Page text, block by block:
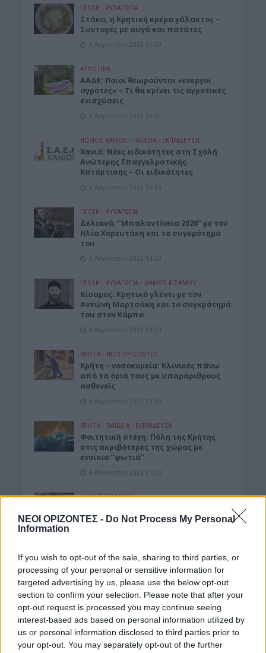
ΝΕΟΙ ΟΡΙΖΟΝΤΕΣ - Do Not Process My Personal
Information
If you wish to opt-out of the sale, sharing to third parties, or
processing of your personal or sensitive information for
targeted advertising by us, please use the below opt-out
section to confirm your selection. Please note that after your
opt-out request is processed you may continue seeing
interest-based ads based on personal information utilized by
us or personal information disclosed to third parties prior to
your opt-out. You may separately opt-out of the further
ΓΕΎΣΗ - ΨΥΧΑΓΩΓΊΑ
Στάκα, η Κρητική κρέμα γάλακτος –
Συνταγές με αυγά και πατάτες
8 Αυγούστου 2026 16:30
ΑΓΡΟΤΙΚΑ
ΑΑΔΕ: Ποιοι θεωρούνται «ενεργοί
αγρότες» – Τι θα κρίνει τις αγροτικές
ενισχύσεις
8 Αυγούστου 2026 16:27
ΝΟΜΌΣ ΧΑΝΊΩΝ • ΠΑΙΔΕΙΑ - ΕΚΠΑΙΔΕΥΣΗ
Χανιά: Νέες ειδικότητες στη Σχολή
Ανώτερης Επαγγελματικής
Κατάρτισης – Οι ειδικότητες
8 Αυγούστου 2026 16:19
ΓΕΎΣΗ - ΨΥΧΑΓΩΓΊΑ
Δελιανά: “Μπαλαντίνεια 2026” με τον
Ηλία Χορευτάκη και το συγκρότημά
του
8 Αυγούστου 2026 14:03
ΓΕΎΣΗ - ΨΥΧΑΓΩΓΊΑ • ΔΉΜΟΣ ΚΙΣΆΜΟΥ
Kίσαμος: Κρητικό γλέντι με τον
Αντώνη Μαρτσάκη και το συγκρότημά
του στον Κάμπο
8 Αυγούστου 2026 13:59
ΚΡΗΤΗ • ΝΕΟΙ ΟΡΙΖΟΝΤΕΣ
Κρήτη – νοσοκομεία: Κλινικές πάνω
από τα όριά τους με υπαράριθμους
ασθενείς
8 Αυγούστου 2026 13:10
ΚΡΗΤΗ • ΠΑΙΔΕΙΑ - ΕΚΠΑΙΔΕΥΣΗ
Φοιτητική στέγη: Πόλη της Κρήτης
στις ακριβότερες της χώρας με
ενοίκια “φωτιά”
8 Αυγούστου 2026 11:53
ΔΉΜΟΣ ΚΙΣΆΜΟΥ
Αστυνομίας για τις δύο συλλήψεις
ΔΙΆΦΟΡΑ
Κίσαμος: «Η πρώτη μας νύχτα» – Μια
ξεχωριστή μουσικοθεατρική
παράσταση
8 Αυγούστου 2026 08:30
ΔΉΜΟΣ ΚΙΣΆΜΟΥ